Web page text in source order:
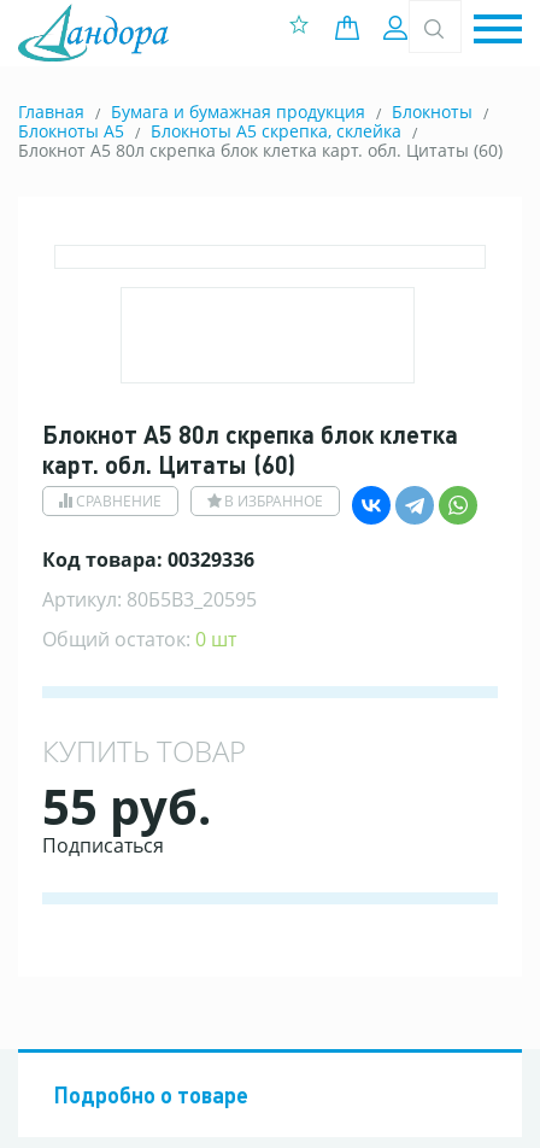
0 позиций
Вход
Главная Бумага и бумажная продукция
Блокноты
Блокноты A5
Блокноты А5 скрепка, склейка
Блокнот А5 80л скрепка блок клетка карт. обл. Цитаты (60)
Блокнот А5 80л скрепка блок клетка
карт. обл. Цитаты (60)
СРАВНЕНИЕ В ИЗБРАННОЕ
Код товара: 00329336
Артикул: 80Б5В3_20595
Общий остаток: 0 шт
КУПИТЬ ТОВАР
55 руб.
Подписаться
Подробно о товаре